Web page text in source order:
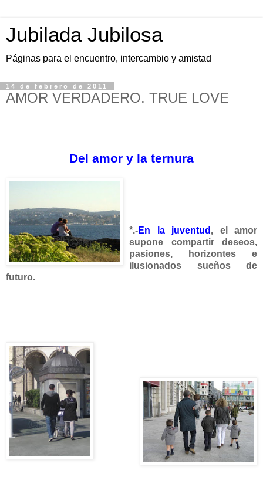
Jubilada Jubilosa
Páginas para el encuentro, intercambio y amistad
14 de febrero de 2011
AMOR VERDADERO. TRUE LOVE
Del amor y la ternura
*.-En la juventud , el amor
supone compartir deseos,
pasiones, horizontes e
ilusionados sueños de
futuro.